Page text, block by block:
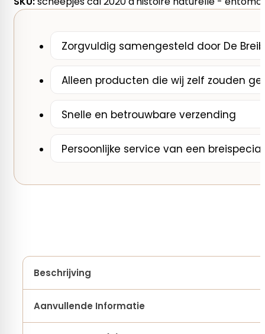
Entomology
Colour
Zorgvuldig samengesteld door De
Alleen producten die wij zelf zouden
Snelle en betrouwbare verzending
Persoonlijke service van een
Beschrijving
Aanvullende Informatie